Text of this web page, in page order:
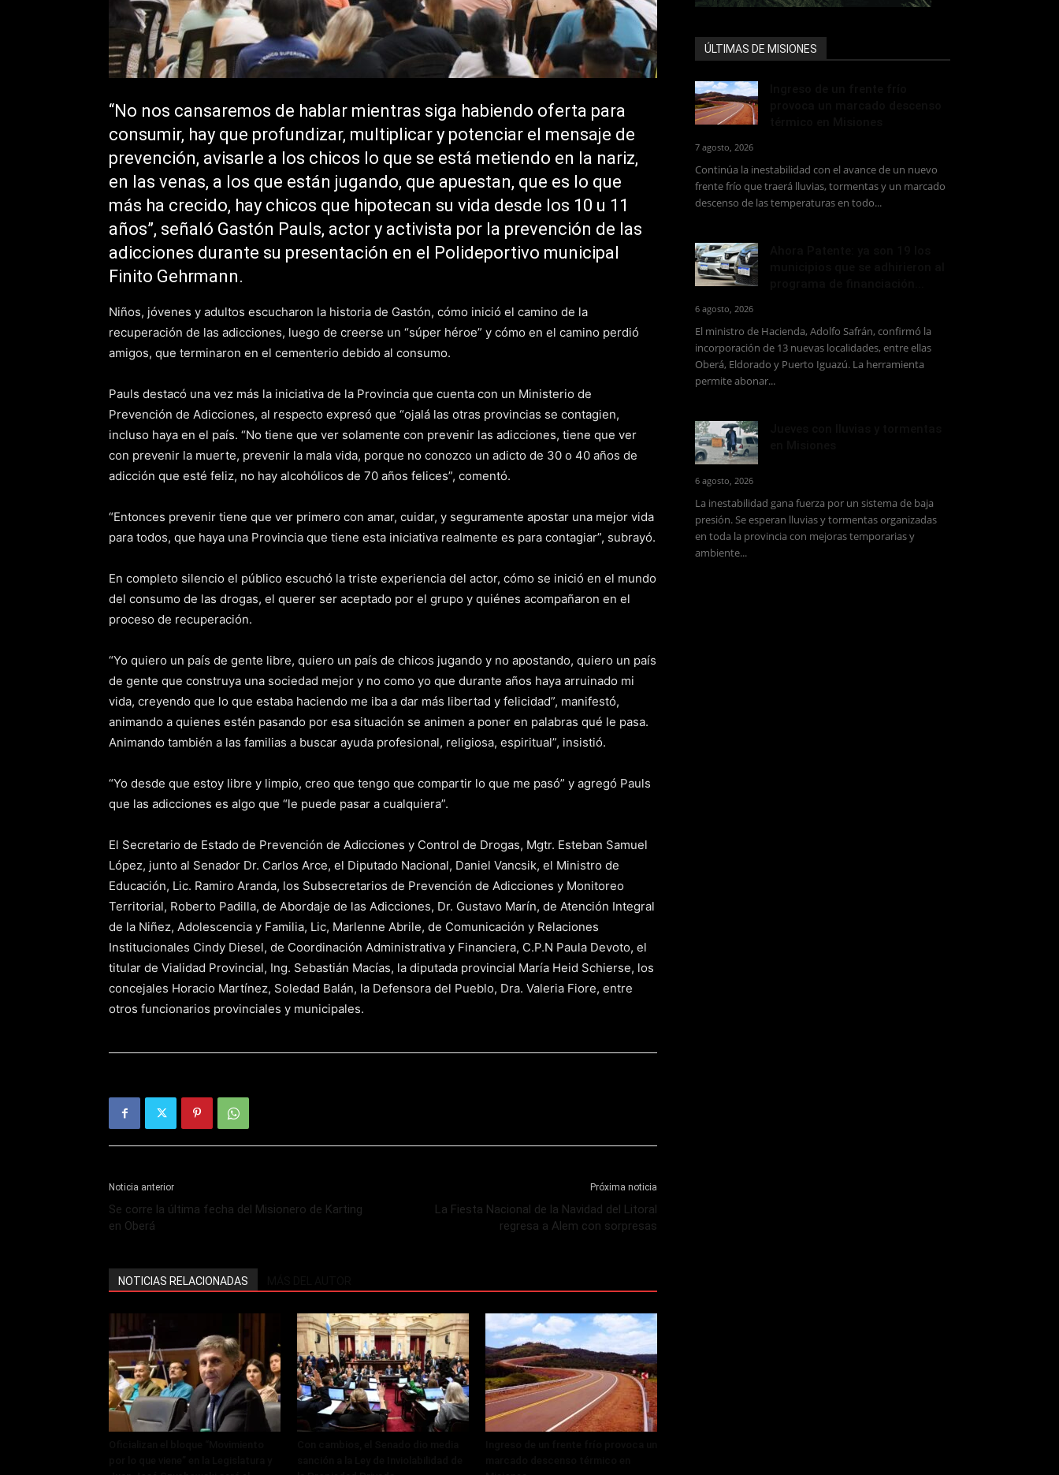
“No nos cansaremos de hablar mientras siga habiendo oferta para
consumir, hay que profundizar, multiplicar y potenciar el mensaje de
prevención, avisarle a los chicos lo que se está metiendo en la nariz,
en las venas, a los que están jugando, que apuestan, que es lo que
más ha crecido, hay chicos que hipotecan su vida desde los 10 u 11
años”, señaló Gastón Pauls, actor y activista por la prevención de las
adicciones durante su presentación en el Polideportivo municipal
Finito Gehrmann.
Niños, jóvenes y adultos escucharon la historia de Gastón, cómo inició el camino de la
recuperación de las adicciones, luego de creerse un “súper héroe” y cómo en el camino perdió
amigos, que terminaron en el cementerio debido al consumo.
Pauls destacó una vez más la iniciativa de la Provincia que cuenta con un Ministerio de
Prevención de Adicciones, al respecto expresó que “ojalá las otras provincias se contagien,
incluso haya en el país. “No tiene que ver solamente con prevenir las adicciones, tiene que ver
con prevenir la muerte, prevenir la mala vida, porque no conozco un adicto de 30 o 40 años de
adicción que esté feliz, no hay alcohólicos de 70 años felices”, comentó.
“Entonces prevenir tiene que ver primero con amar, cuidar, y seguramente apostar una mejor vida
para todos, que haya una Provincia que tiene esta iniciativa realmente es para contagiar”, subrayó.
En completo silencio el público escuchó la triste experiencia del actor, cómo se inició en el mundo
del consumo de las drogas, el querer ser aceptado por el grupo y quiénes acompañaron en el
proceso de recuperación.
“Yo quiero un país de gente libre, quiero un país de chicos jugando y no apostando, quiero un país
de gente que construya una sociedad mejor y no como yo que durante años haya arruinado mi
vida, creyendo que lo que estaba haciendo me iba a dar más libertad y felicidad”, manifestó,
animando a quienes estén pasando por esa situación se animen a poner en palabras qué le pasa.
Animando también a las familias a buscar ayuda profesional, religiosa, espiritual”, insistió.
“Yo desde que estoy libre y limpio, creo que tengo que compartir lo que me pasó” y agregó Pauls
que las adicciones es algo que “le puede pasar a cualquiera”.
El Secretario de Estado de Prevención de Adicciones y Control de Drogas, Mgtr. Esteban Samuel
López, junto al Senador Dr. Carlos Arce, el Diputado Nacional, Daniel Vancsik, el Ministro de
Educación, Lic. Ramiro Aranda, los Subsecretarios de Prevención de Adicciones y Monitoreo
Territorial, Roberto Padilla, de Abordaje de las Adicciones, Dr. Gustavo Marín, de Atención Integral
de la Niñez, Adolescencia y Familia, Lic, Marlenne Abrile, de Comunicación y Relaciones
Institucionales Cindy Diesel, de Coordinación Administrativa y Financiera, C.P.N Paula Devoto, el
titular de Vialidad Provincial, Ing. Sebastián Macías, la diputada provincial María Heid Schierse, los
concejales Horacio Martínez, Soledad Balán, la Defensora del Pueblo, Dra. Valeria Fiore, entre
otros funcionarios provinciales y municipales.
Noticia anterior
Se corre la última fecha del Misionero de Karting
en Oberá
Próxima noticia
La Fiesta Nacional de la Navidad del Litoral
regresa a Alem con sorpresas
NOTICIAS RELACIONADAS
ÚLTIMAS DE MISIONES
7 agosto, 2026
Continúa la inestabilidad con el avance de un nuevo
frente frío que traerá lluvias, tormentas y un marcado
descenso de las temperaturas en todo...
6 agosto, 2026
El ministro de Hacienda, Adolfo Safrán, confirmó la
incorporación de 13 nuevas localidades, entre ellas
Oberá, Eldorado y Puerto Iguazú. La herramienta
permite abonar...
6 agosto, 2026
La inestabilidad gana fuerza por un sistema de baja
presión. Se esperan lluvias y tormentas organizadas
en toda la provincia con mejoras temporarias y
ambiente...